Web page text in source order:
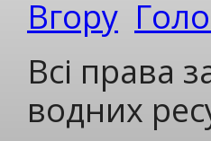
Вгору
Всі права
водних